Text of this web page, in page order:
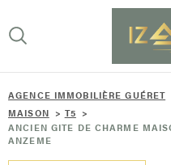
au
menu
au
contenu
AGENCE IMMOBILIÈRE GUÉRET
MAISON
T5
ANCIEN GITE DE CHARME
ANZEME